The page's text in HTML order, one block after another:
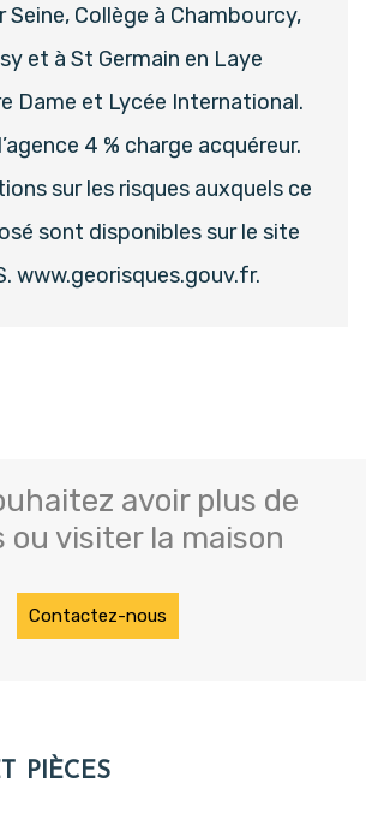
Seine, Collège à Chambourcy,
et à St Germain en Laye
Dame et Lycée International.
4 % charge acquéreur.
sur les risques auxquels ce
sont disponibles sur le site
www.georisques.gouv.fr.
avoir plus de
ou visiter la maison
Contactez-nous
pièces